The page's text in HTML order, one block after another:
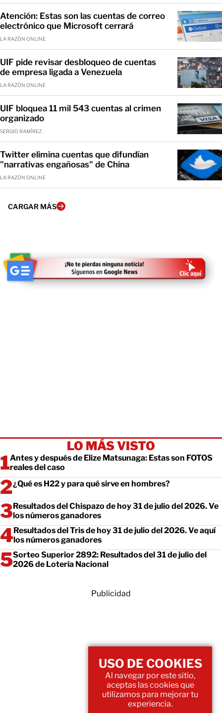
Atención: Estas son las cuentas de correo
electrónico que Microsoft cerrará
LA RAZÓN ONLINE
UIF pide revisar desbloqueo de cuentas
de empresa ligada a Venezuela
LA RAZÓN ONLINE
UIF bloquea 11 mil 543 cuentas al crimen
organizado
SERGIO RAMÍREZ .
Twitter elimina cuentas que difundían
"narrativas engañosas" de China
LA RAZÓN ONLINE
CARGAR MÁS
LO MÁS VISTO
Antes y después de Elize Matsunaga: Estas son FOTOS
reales del caso
¿Qué es H22 y para qué sirve en hombres?
Resultados del Chispazo de hoy 31 de julio del 2026. Ve
los números ganadores
Resultados del Tris de hoy 31 de julio del 2026. Ve aquí
los números ganadores
Sorteo Superior 2892: Resultados del 31 de julio del
2026 de Lotería Nacional
Publicidad
USO DE COOKIES
Al navegar por este sitio,
aceptas las cookies que
utilizamos para mejorar tu
experiencia.